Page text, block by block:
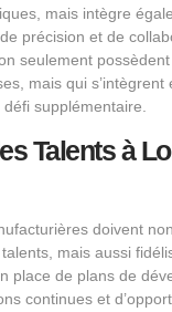
mais intègre
précision et de
seulement
mais qui s’intègrent
supplémentaire.
Talents à
doivent
mais aussi
place de plans de
continues et